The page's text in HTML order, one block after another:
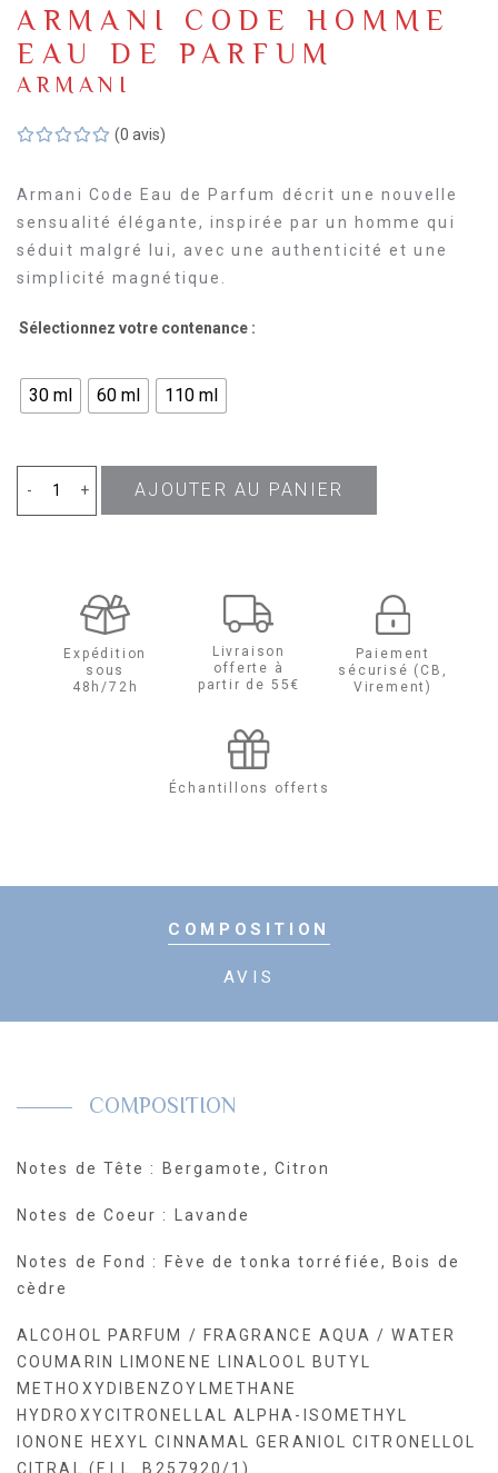
ARMANI CODE HOMME
EAU DE PARFUM
ARMANI
(0 avis)
Armani Code Eau de Parfum décrit une nouvelle
sensualité élégante, inspirée par un homme qui
séduit malgré lui, avec une authenticité et une
simplicité magnétique.
Sélectionnez votre contenance :
30 ml 60 ml 110 ml
+
- quantité
Homme
AJOUTER AU PANIER
Expédition
sous
48h/72h
Livraison
offerte à
partir de 55€
Paiement
sécurisé (CB,
Virement)
Échantillons offerts
COMPOSITION
AVIS
COMPOSITION
Notes de Tête : Bergamote, Citron
Notes de Coeur : Lavande
Notes de Fond : Fève de tonka torréfiée, Bois de
cèdre
ALCOHOL PARFUM / FRAGRANCE AQUA / WATER
COUMARIN LIMONENE LINALOOL BUTYL
METHOXYDIBENZOYLMETHANE
HYDROXYCITRONELLAL ALPHA-ISOMETHYL
IONONE HEXYL CINNAMAL GERANIOL CITRONELLOL
CITRAL (F.I.L. B257920/1)